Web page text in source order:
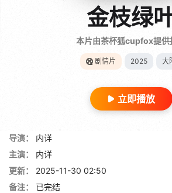
金枝绿
本片由茶杯狐cupfox提供
剧情片 2025 大
立即播放
导演：
内详
主演：
内详
更新：
2025-11-30 02:50
备注：
已完结